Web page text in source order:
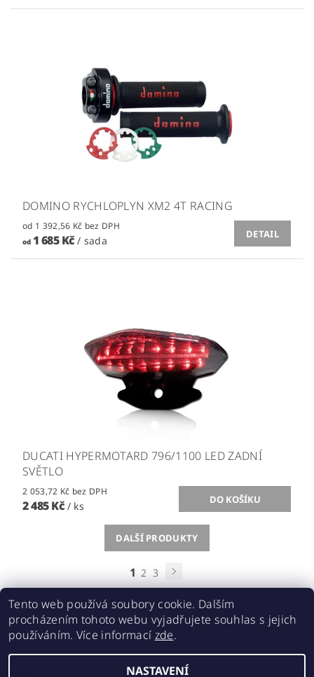
DOMINO RYCHLOPLYN XM2 4T RACING
od 1 392,56 Kč bez DPH
od1 685 Kč/ sada
DETAIL
DUCATI HYPERMOTARD 796/1100 LED ZADNÍ
SVĚTLO
2 053,72 Kč bez DPH
2 485 Kč / ks
DALŠÍ PRODUKTY
1 2 3
Acebikes bezpečná přeprava, parkování motocyklů a skútrů
Tento web používá soubory cookie. Dalším
procházením tohoto webu vyjadřujete souhlas s jejich
používáním. Více informací zde.
NASTAVENÍ